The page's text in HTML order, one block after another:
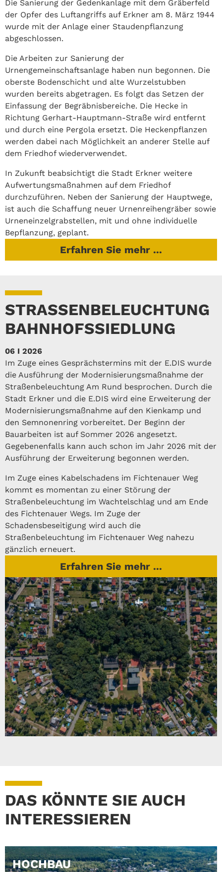
Die Sanierung der Gedenkanlage mit dem Gräberfeld
der Opfer des Luftangriffs auf Erkner am 8. März 1944
wurde mit der Anlage einer Staudenpflanzung
abgeschlossen.
Die Arbeiten zur Sanierung der
Urnengemeinschaftsanlage haben nun begonnen. Die
oberste Bodenschicht und alte Wurzelstubben
wurden bereits abgetragen. Es folgt das Setzen der
Einfassung der Begräbnisbereiche. Die Hecke in
Richtung Gerhart-Hauptmann-Straße wird entfernt
und durch eine Pergola ersetzt. Die Heckenpflanzen
werden dabei nach Möglichkeit an anderer Stelle auf
dem Friedhof wiederverwendet.
In Zukunft beabsichtigt die Stadt Erkner weitere
Aufwertungsmaßnahmen auf dem Friedhof
durchzuführen. Neben der Sanierung der Hauptwege,
ist auch die Schaffung neuer Urnenreihengräber sowie
Urneneinzelgrabstellen, mit und ohne individuelle
Bepflanzung, geplant.
Erfahren Sie mehr ...
STRASSENBELEUCHTUNG B
AHNHOFSSIEDLUNG
06 I 2026
Im Zuge eines Gesprächstermins mit der E.DIS wurde
die Ausführung der Modernisierungsmaßnahme der
Straßenbeleuchtung Am Rund besprochen. Durch die
Stadt Erkner und die E.DIS wird eine Erweiterung der
Modernisierungsmaßnahme auf den Kienkamp und
den Semnonenring vorbereitet. Der Beginn der
Bauarbeiten ist auf Sommer 2026 angesetzt.
Gegebenenfalls kann auch schon im Jahr 2026 mit der
Ausführung der Erweiterung begonnen werden.
Im Zuge eines Kabelschadens im Fichtenauer Weg
kommt es momentan zu einer Störung der
Straßenbeleuchtung im Wachtelschlag und am Ende
des Fichtenauer Wegs. Im Zuge der
Schadensbeseitigung wird auch die
Straßenbeleuchtung im Fichtenauer Weg nahezu
gänzlich erneuert.
Erfahren Sie mehr ...
DAS KÖNNTE SIE AUCH
INTERESSIEREN
HOCHBAU